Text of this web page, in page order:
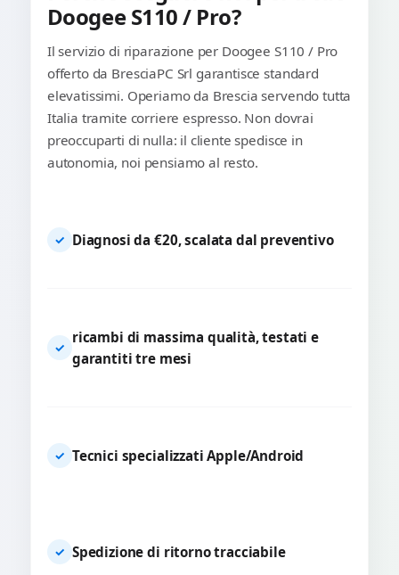
Doogee S110 / Pro?
Il servizio di riparazione per Doogee S110 / Pro
offerto da BresciaPC Srl garantisce standard
elevatissimi. Operiamo da Brescia servendo tutta
Italia tramite corriere espresso. Non dovrai
preoccuparti di nulla: il cliente spedisce in
autonomia, noi pensiamo al resto.
✓ Diagnosi da €20, scalata dal preventivo
✓
ricambi di massima qualità, testati e
garantiti tre mesi
✓ Tecnici specializzati Apple/Android
✓ Spedizione di ritorno tracciabile